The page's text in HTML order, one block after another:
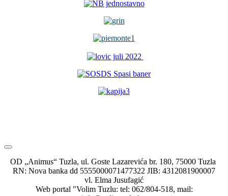
OD „Animus“ Tuzla, ul. Goste Lazarevića br. 180, 75000 Tuzla
RN: Nova banka dd 5555000071477322 JIB: 4312081900007
vl. Elma Jusufagić
Web portal "Volim Tuzlu: tel: 062/804-518, mail: